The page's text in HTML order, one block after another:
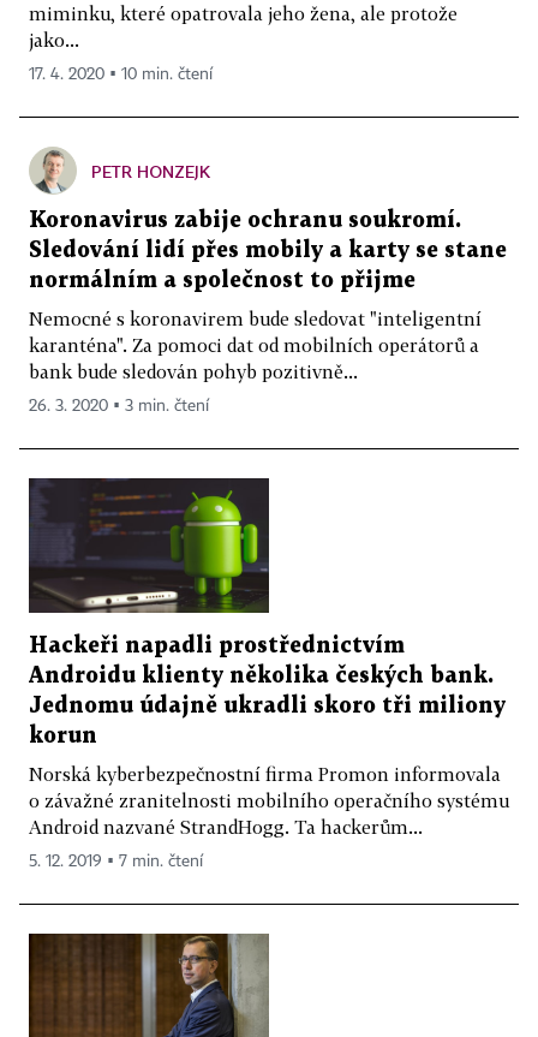
miminku, které opatrovala jeho žena, ale protože
jako...
17. 4. 2020 ▪ 10 min. čtení
PETR HONZEJK
Koronavirus zabije ochranu soukromí.
Sledování lidí přes mobily a karty se stane
normálním a společnost to přijme
Nemocné s koronavirem bude sledovat "inteligentní
karanténa". Za pomoci dat od mobilních operátorů a
bank bude sledován pohyb pozitivně...
26. 3. 2020 ▪ 3 min. čtení
Hackeři napadli prostřednictvím
Androidu klienty několika českých bank.
Jednomu údajně ukradli skoro tři miliony
korun
Norská kyberbezpečnostní firma Promon informovala
o závažné zranitelnosti mobilního operačního systému
Android nazvané Strand­Hogg. Ta hackerům...
5. 12. 2019 ▪ 7 min. čtení